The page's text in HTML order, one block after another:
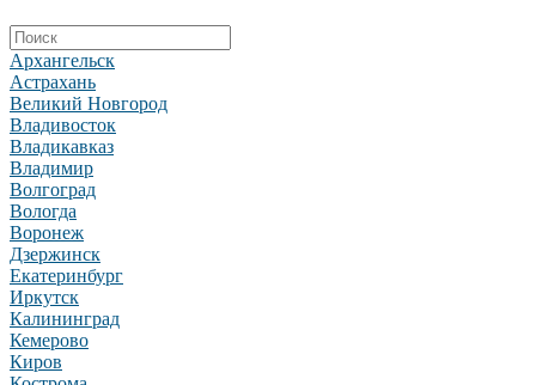
Архангельск
Астрахань
Великий Новгород
Владивосток
Владикавказ
Владимир
Волгоград
Вологда
Воронеж
Дзержинск
Екатеринбург
Иркутск
Калининград
Кемерово
Киров